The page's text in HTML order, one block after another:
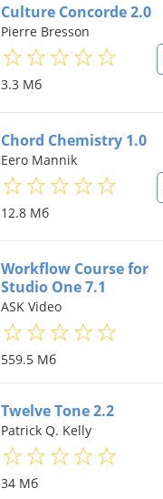
Culture Concorde 2.0
Pierre Bresson
3.3 Мб
Chord Chemistry 1.0
Eero Mannik
12.8 Мб
Workflow Course for
Studio One 7.1
ASK Video
559.5 Мб
Twelve Tone 2.2
Patrick Q. Kelly
34 Мб